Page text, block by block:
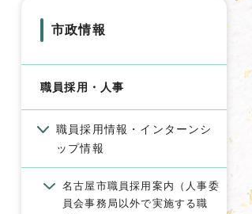
市政情報
職員採用・人事
職員採用情報・インターンシ
ップ情報
名古屋市職員採用案内（人事委
員会事務局以外で実施する職